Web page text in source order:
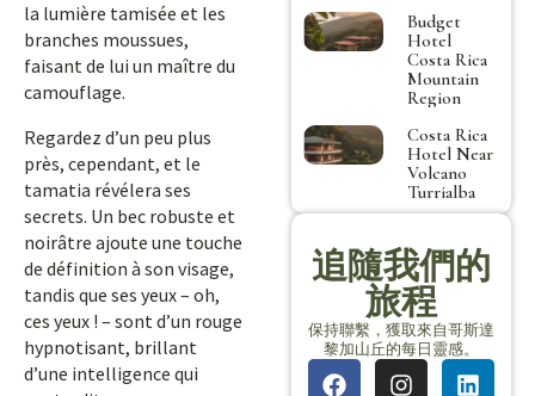
la lumière tamisée et les
branches moussues,
faisant de lui un maître du
camouflage.
Regardez d’un peu plus
près, cependant, et le
tamatia révélera ses
secrets. Un bec robuste et
noirâtre ajoute une touche
de définition à son visage,
tandis que ses yeux – oh,
ces yeux ! – sont d’un rouge
hypnotisant, brillant
d’une intelligence qui
Budget
Hotel
Costa Rica
Mountain
Region
Costa Rica
Hotel Near
Volcano
Turrialba
追隨我們的
旅程
保持聯繫，獲取來自哥斯達
黎加山丘的每日靈感。